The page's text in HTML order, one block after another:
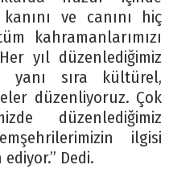
ve canını hiç
kahramanlarımızı
yıl düzenlediğimiz
yanı sıra kültürel,
düzenliyoruz. Çok
düzenlediğimiz
ilgisi
Dedi.